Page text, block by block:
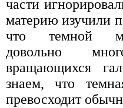
части
материю изучили
что темной
довольно
вращающихся
знаем, что
превосходит